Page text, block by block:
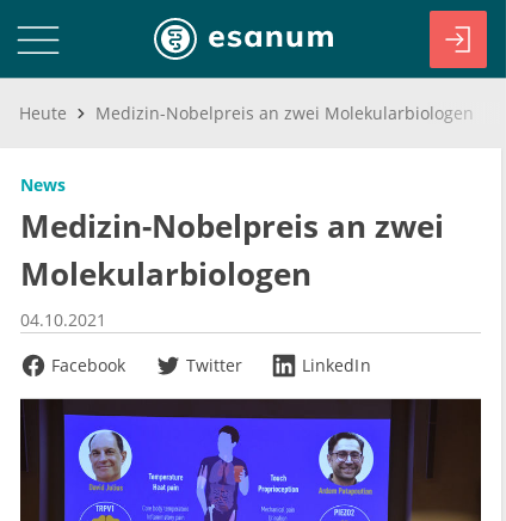
Heute Medizin-Nobelpreis an zwei Molekularbiologen
News
Medizin-Nobelpreis an zwei
Molekularbiologen
04.10.2021
Facebook
Twitter LinkedIn